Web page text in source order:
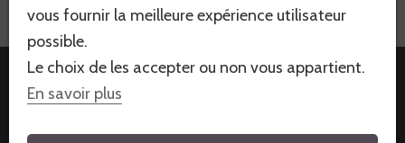
vous fournir la meilleure expérience utilisateur
possible.
Le choix de les accepter ou non vous appartient.
En savoir plus
VOYAGE CULTUREL - 16 JOURS - TRÈS FACILE